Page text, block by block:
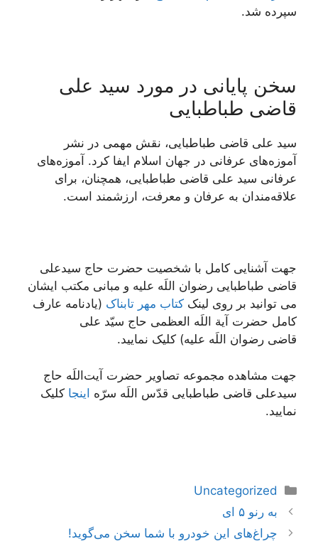
سپرده شد.
سخن پایانی در مورد سید علی
قاضی طباطبایی
سید علی قاضی طباطبایی، نقش مهمی در نشر
آموزه‌های عرفانی در جهان اسلام ایفا کرد. آموزه‌های
عرفانی سید علی قاضی طباطبایی، همچنان، برای
علاقه‌مندان به عرفان و معرفت، ارزشمند است.
جهت آشنایی کامل با شخصیت حضرت حاج سیدعلی
قاضی طباطبایی رضوان اللَه علیه و مبانی مکتب ایشان
می توانید بر روی لینک کتاب مهر تابناک (يادنامه عارف
کامل حضرت آیة اللَه العظمی حاج سیّد علی
قاضی رضوان اللَه علیه) کلیک نمایید.
جهت مشاهده مجموعه تصاویر حضرت آیت‌اللَه حاج
سیدعلی قاضی طباطبایی قدّس اللَه سرّه اینجا کلیک
نمایید.
دسته‌ها
Uncategorized
ناوبری
نوشته‌ها
به رنو ۵ ای
چراغ‌های این خودرو با شما سخن می‌گوید!